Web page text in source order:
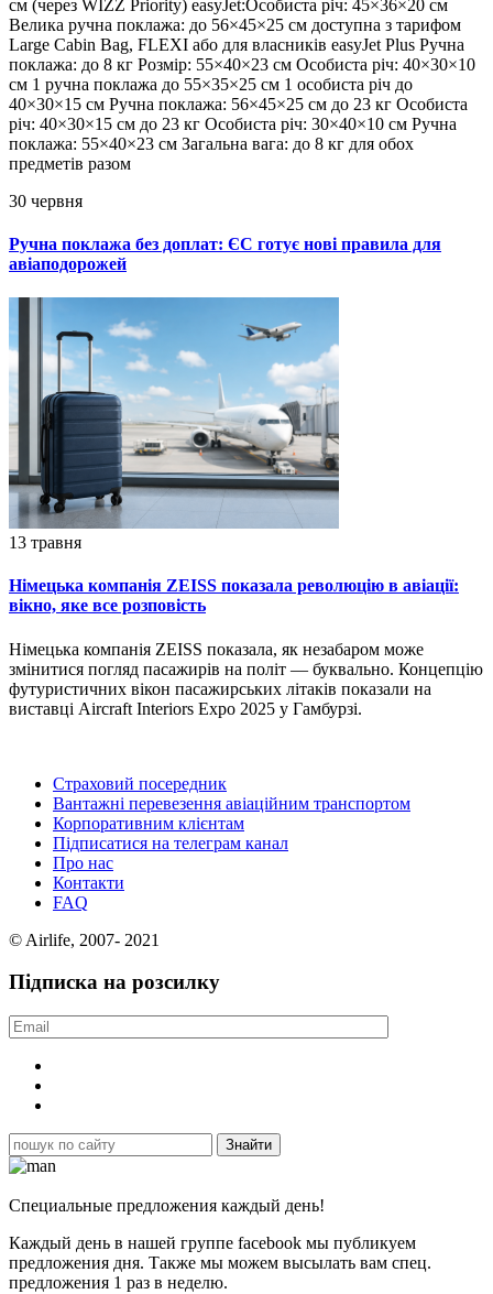
см (через WIZZ Priority) easyJet:Особиста річ: 45×36×20 см
Велика ручна поклажа: до 56×45×25 см доступна з тарифом
Large Cabin Bag, FLEXI або для власників easyJet Plus Ручна
поклажа: до 8 кг Розмір: 55×40×23 см Особиста річ: 40×30×10
см 1 ручна поклажа до 55×35×25 см 1 особиста річ до
40×30×15 см Ручна поклажа: 56×45×25 см до 23 кг Особиста
річ: 40×30×15 см до 23 кг Особиста річ: 30×40×10 см Ручна
поклажа: 55×40×23 см Загальна вага: до 8 кг для обох
предметів разом
30 червня
Ручна поклажа без доплат: ЄС готує нові правила для
авіаподорожей
13 травня
Німецька компанія ZEISS показала революцію в авіації:
вікно, яке все розповість
Німецька компанія ZEISS показала, як незабаром може
змінитися погляд пасажирів на політ — буквально. Концепцію
футуристичних вікон пасажирських літаків показали на
виставці Aircraft Interiors Expo 2025 у Гамбурзі.
Страховий посередник
Вантажні перевезення авіаційним транспортом
Корпоративним клієнтам
Підписатися на телеграм канал
Про нас
Контакти
FAQ
© Airlife, 2007- 2021
Підписка на розсилку
Специальные предложения каждый день!
Каждый день в нашей группе facebook мы публикуем
предложения дня. Также мы можем высылать вам спец.
предложения 1 раз в неделю.